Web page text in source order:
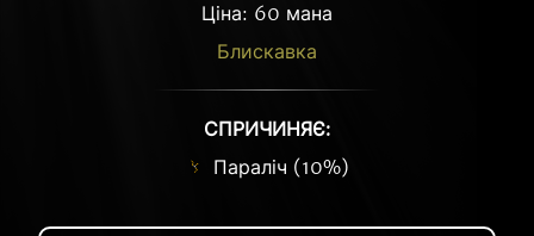
Ціна: 60 мана
Блискавка
СПРИЧИНЯЄ:
Параліч (10%)